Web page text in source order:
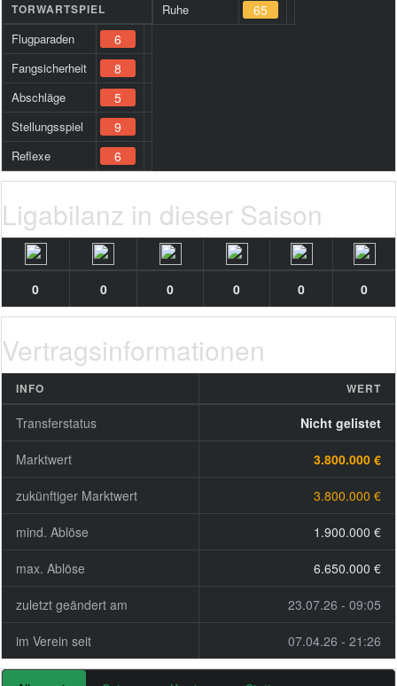
TORWARTSPIEL
Flugparaden 6
Fangsicherheit 8
Abschläge 5
Stellungsspiel 9
Reflexe 6
Ruhe 65
Ligabilanz in dieser Saison
0 0 0 0 0 0
Vertragsinformationen
INFO WERT
Transferstatus Nicht gelistet
Marktwert 3.800.000 €
zukünftiger Marktwert 3.800.000 €
mind. Ablöse 1.900.000 €
max. Ablöse 6.650.000 €
zuletzt geändert am 23.07.26 - 09:05
im Verein seit 07.04.26 - 21:26